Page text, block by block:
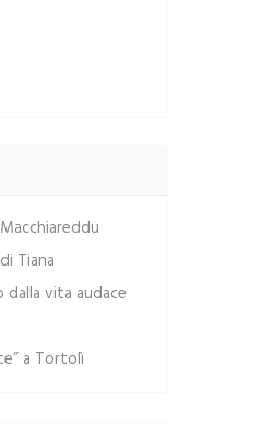
Tiana
dalla vita audace
a Tortolì